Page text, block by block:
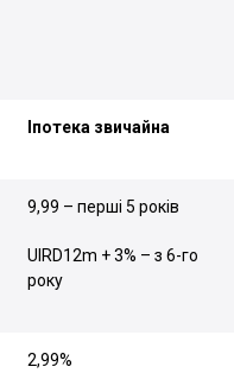
Іпотека звичайна
9,99 – перші 5 років
UIRD12m + 3% – з 6-го
року
2,99%